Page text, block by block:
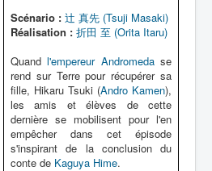
Scénario : 辻 真先 (Tsuji Masaki)
Réalisation : 折田 至 (Orita Itaru)
Quandl'empereur Andromedase
rend sur Terre pour récupérer sa
fille, Hikaru Tsuki (Andro Kamen),
les amis et élèves de cette
dernière se mobilisent pour l'en
empêcher dans cet épisode
s'inspirant de la conclusion du
conte de Kaguya Hime.